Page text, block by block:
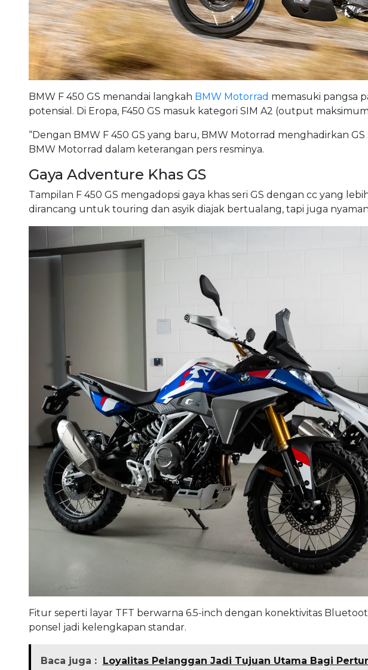
BMW F 450 GS menandai langkah BMW Motorrad memasuki pangsa
potensial. Di Eropa, F450 GS masuk kategori SIM A2 (output
“Dengan BMW F 450 GS yang baru, BMW Motorrad menghadirkan GS
BMW Motorrad dalam keterangan pers resminya.
Gaya Adventure Khas GS
Tampilan F 450 GS mengadopsi gaya khas seri GS dengan cc yang
dirancang untuk touring dan asyik diajak bertualang, tapi juga
Fitur seperti layar TFT berwarna 6.5-inch dengan konektivitas
ponsel jadi kelengkapan standar.
Baca juga : Loyalitas Pelanggan Jadi Tujuan Utama Bagi